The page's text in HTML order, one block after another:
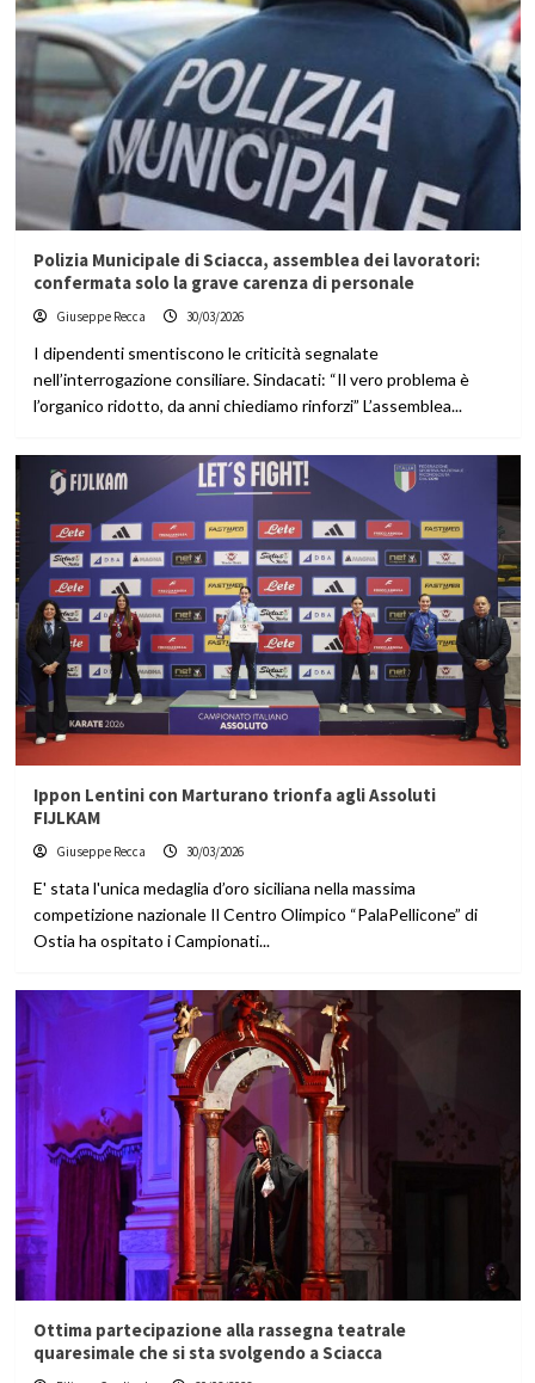
Polizia Municipale di Sciacca, assemblea dei lavoratori:
confermata solo la grave carenza di personale
Giuseppe Recca 30/03/2026
I dipendenti smentiscono le criticità segnalate
nell’interrogazione consiliare. Sindacati: “Il vero problema è
l’organico ridotto, da anni chiediamo rinforzi” L’assemblea...
Ippon Lentini con Marturano trionfa agli Assoluti
FIJLKAM
Giuseppe Recca 30/03/2026
E' stata l'unica medaglia d’oro siciliana nella massima
competizione nazionale Il Centro Olimpico “PalaPellicone” di
Ostia ha ospitato i Campionati...
Ottima partecipazione alla rassegna teatrale
quaresimale che si sta svolgendo a Sciacca